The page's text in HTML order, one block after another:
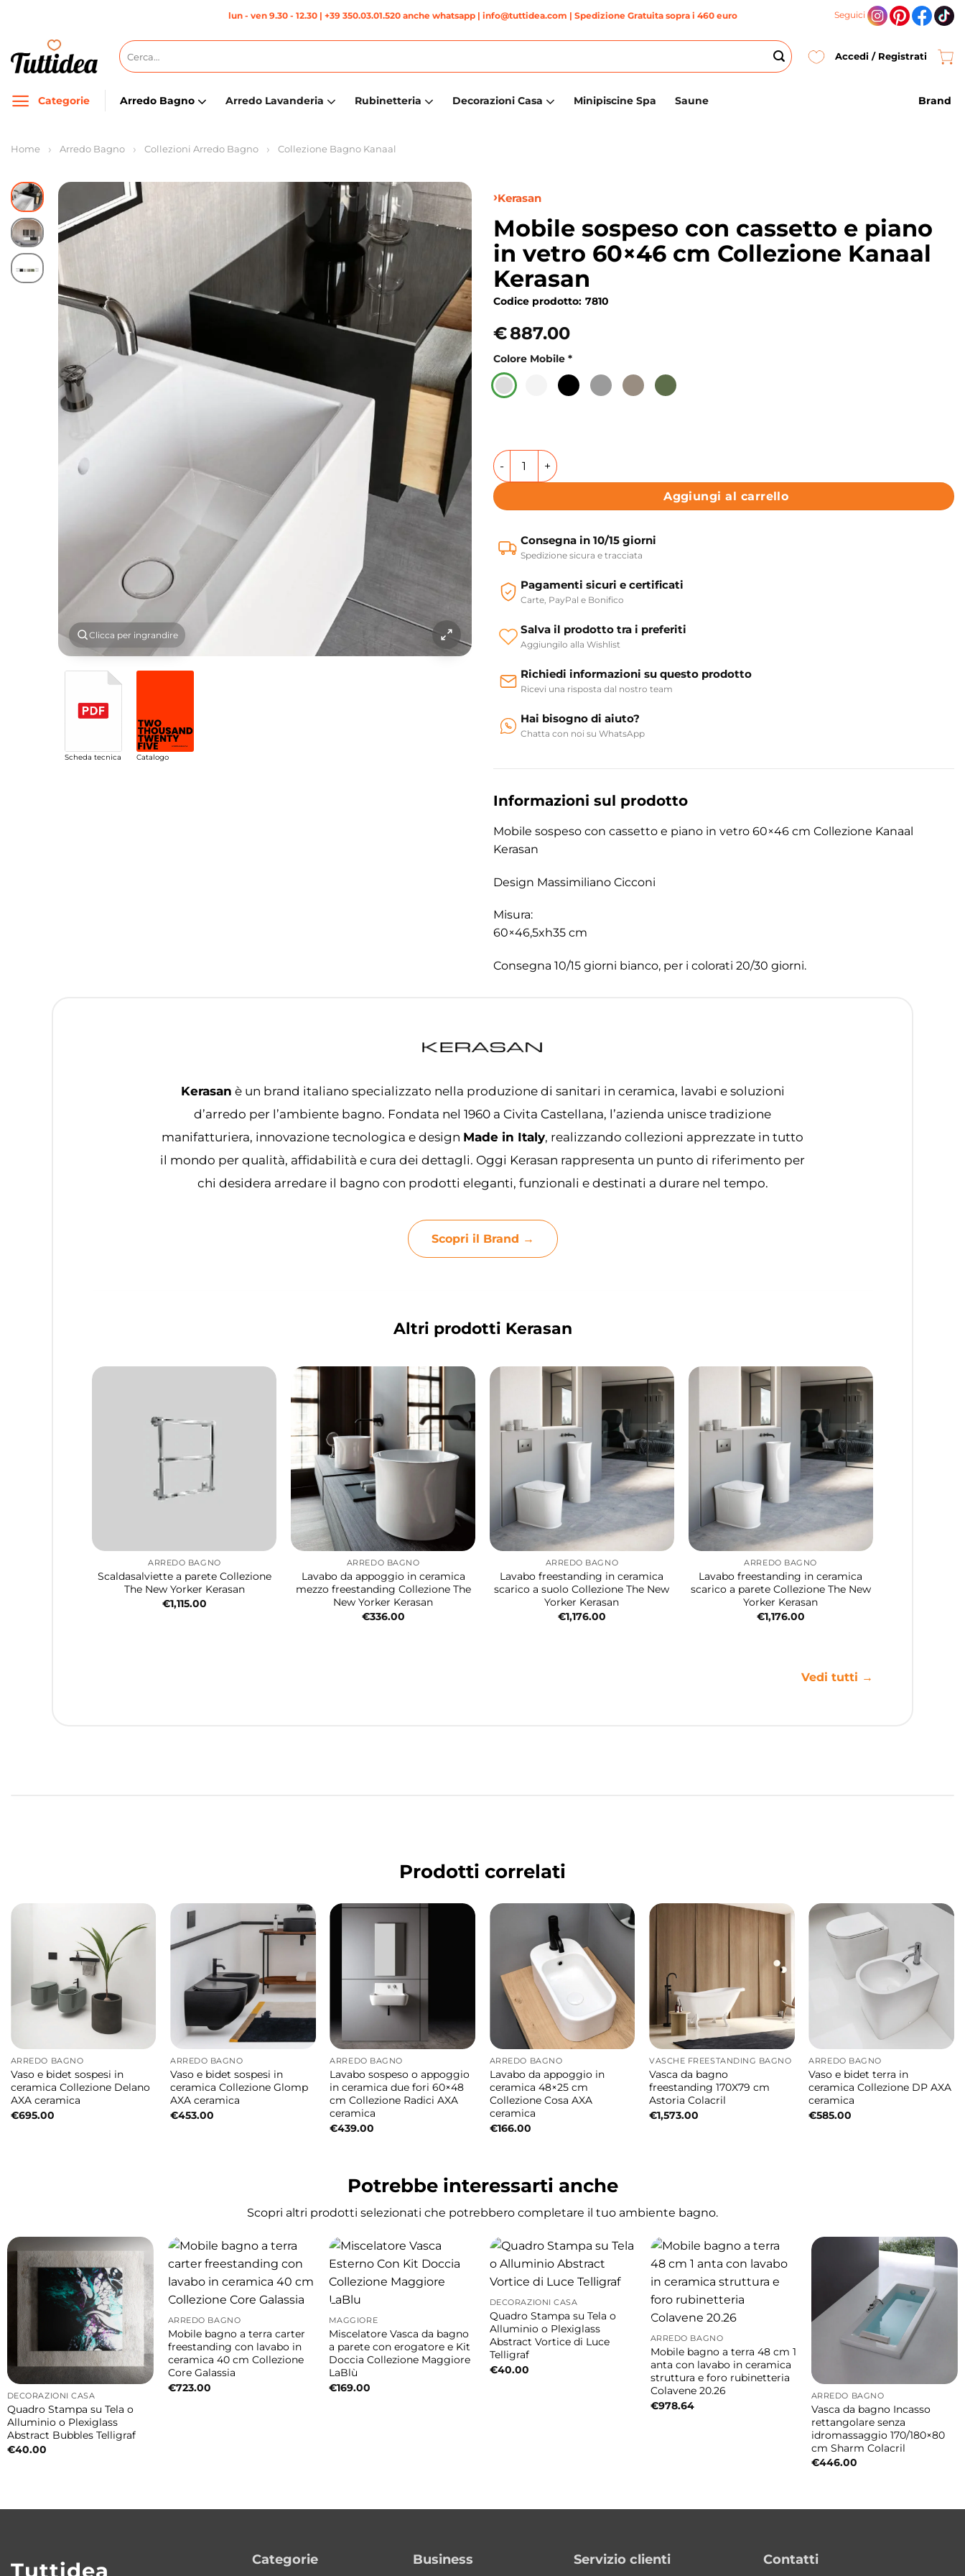
contenuti
lun - ven 9.30 - 12.30 | +39 350.03.01.520 anche whatsapp| info@tuttidea.com | Spedizione Gratuita sopra i 460 euro Seguici
Cerca:
Accedi / Registrati
Categorie Arredo Bagno Arredo Lavanderia Rubinetteria Decorazioni Casa Minipiscine Spa Saune Brand
Home Arredo Bagno Collezioni Arredo Bagno Collezione Bagno Kanaal
Clicca per ingrandire
Scheda tecnica Catalogo
Kerasan
Mobile sospeso con cassetto e piano
in vetro 60×46 cm Collezione Kanaal
Kerasan
Codice prodotto: 7810
€887.00
Colore Mobile *
Mobile sospeso con cassetto e piano in vetro 60x46 cm Collezione Kanaal Kerasan
Aggiungi al carrello
Consegna in 10/15 giorni
Spedizione sicura e tracciata
Pagamenti sicuri e certificati
Carte, PayPal e Bonifico
Salva il prodotto tra i preferiti
Aggiungilo alla Wishlist
Richiedi informazioni su questo prodotto
Ricevi una risposta dal nostro team
Hai bisogno di aiuto?
Chatta con noi su WhatsApp
Informazioni sul prodotto
Mobile sospeso con cassetto e piano in vetro 60×46 cm Collezione Kanaal
Kerasan
Design Massimiliano Cicconi
Misura:
60×46,5xh35 cm
Consegna 10/15 giorni bianco, per i colorati 20/30 giorni.
Kerasan è un brand italiano specializzato nella produzione di sanitari in ceramica, lavabi e soluzioni
d’arredo per l’ambiente bagno. Fondata nel 1960 a Civita Castellana, l’azienda unisce tradizione
manifatturiera, innovazione tecnologica e design Made in Italy, realizzando collezioni apprezzate in tutto
il mondo per qualità, affidabilità e cura dei dettagli. Oggi Kerasan rappresenta un punto di riferimento per
chi desidera arredare il bagno con prodotti eleganti, funzionali e destinati a durare nel tempo.
Scopri il Brand →
Altri prodotti Kerasan
ARREDO BAGNO
Scaldasalviette a parete Collezione
The New Yorker Kerasan
€1,115.00
ARREDO BAGNO
Lavabo da appoggio in ceramica
mezzo freestanding Collezione The
New Yorker Kerasan
€336.00
ARREDO BAGNO
Lavabo freestanding in ceramica
scarico a suolo Collezione The New
Yorker Kerasan
€1,176.00
ARREDO BAGNO
Lavabo freestanding in ceramica
scarico a parete Collezione The New
Yorker Kerasan
€1,176.00
Vedi tutti →
Prodotti correlati
ARREDO BAGNO
Vaso e bidet sospesi in
ceramica Collezione Delano
AXA ceramica
€695.00
ARREDO BAGNO
Vaso e bidet sospesi in
ceramica Collezione Glomp
AXA ceramica
€453.00
ARREDO BAGNO
Lavabo sospeso o appoggio
in ceramica due fori 60×48
cm Collezione Radici AXA
ceramica
€439.00
ARREDO BAGNO
Lavabo da appoggio in
ceramica 48×25 cm
Collezione Cosa AXA
ceramica
€166.00
VASCHE FREESTANDING BAGNO
Vasca da bagno
freestanding 170X79 cm
Astoria Colacril
€1,573.00
ARREDO BAGNO
Vaso e bidet terra in
ceramica Collezione DP AXA
ceramica
€585.00
Potrebbe interessarti anche
Scopri altri prodotti selezionati che potrebbero completare il tuo ambiente bagno.
DECORAZIONI CASA
Quadro Stampa su Tela o
Alluminio o Plexiglass
Abstract Bubbles Telligraf
€40.00
ARREDO BAGNO
Mobile bagno a terra carter
freestanding con lavabo in
ceramica 40 cm Collezione
Core Galassia
€723.00
MAGGIORE
Miscelatore Vasca da bagno
a parete con erogatore e Kit
Doccia Collezione Maggiore
LaBlù
€169.00
DECORAZIONI CASA
Quadro Stampa su Tela o
Alluminio o Plexiglass
Abstract Vortice di Luce
Telligraf
€40.00
ARREDO BAGNO
Mobile bagno a terra 48 cm 1
anta con lavabo in ceramica
struttura e foro rubinetteria
Colavene 20.26
€978.64
ARREDO BAGNO
Vasca da bagno Incasso
rettangolare senza
idromassaggio 170/180×80
cm Sharm Colacril
€446.00
Tuttidea Categorie Business Servizio clienti Contatti